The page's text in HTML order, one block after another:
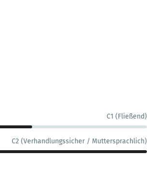
C1 (Fließend)
C2 (Verhandlungssicher / Muttersprachlich)